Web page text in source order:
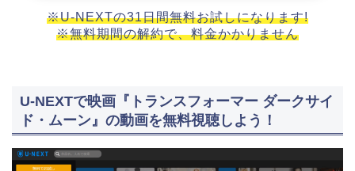
※U-NEXTの31日間無料お試しになります!
※無料期間の解約で、料金かかりません
U-NEXTで映画『トランスフォーマー ダークサイ
ド・ムーン』の動画を無料視聴しよう！